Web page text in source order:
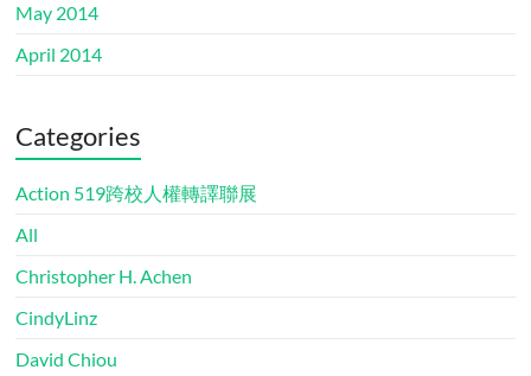
May 2014
April 2014
Categories
Action 519跨校人權轉譯聯展
All
Christopher H. Achen
CindyLinz
David Chiou